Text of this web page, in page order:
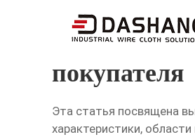
высокое
покупателя
Эта статья посвящена
характеристики,